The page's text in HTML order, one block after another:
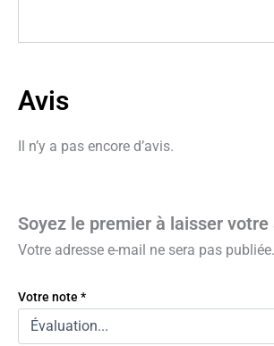
Avis
Il n’y a pas encore d’avis.
Soyez le premier à laisser
Votre adresse e-mail ne sera pas publiée.
Votre note *